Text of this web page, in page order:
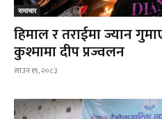
समाचार
हिमाल र तराईमा ज्यान
कुश्मामा दीप प्रज्वलन
साउन १९, २०८३